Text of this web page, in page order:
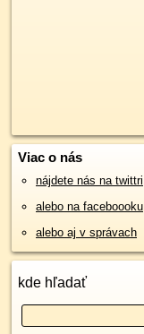
Viac o nás
nájdete nás na twittri
alebo na faceboooku
alebo aj v správach
kde hľadať